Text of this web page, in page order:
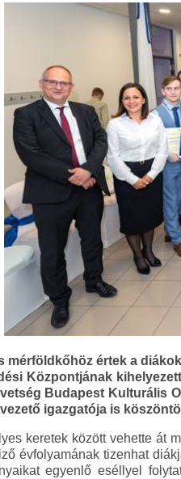
mérföldkőhöz értek a
Központjának
Budapest Kulturális
igazgatója is
keretek között vehette át
évfolyamának tizenhat
egyenlő eséllyel